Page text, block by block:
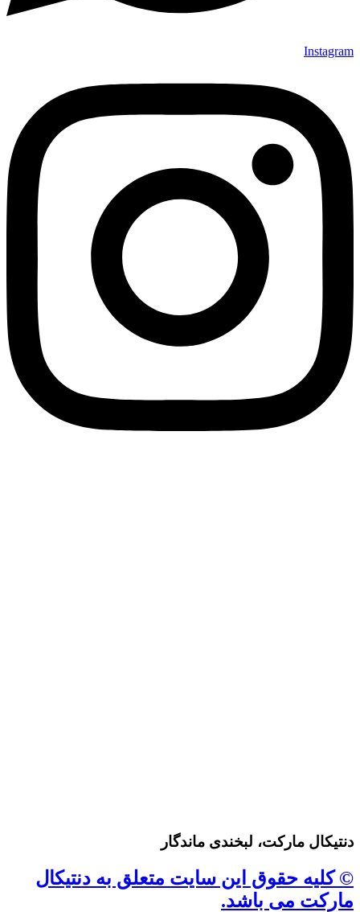
Instagram
دنتیکال مارکت، لبخندی ماندگار
© کلیه حقوق این سایت متعلق به دنتیکال
مارکت می باشد.